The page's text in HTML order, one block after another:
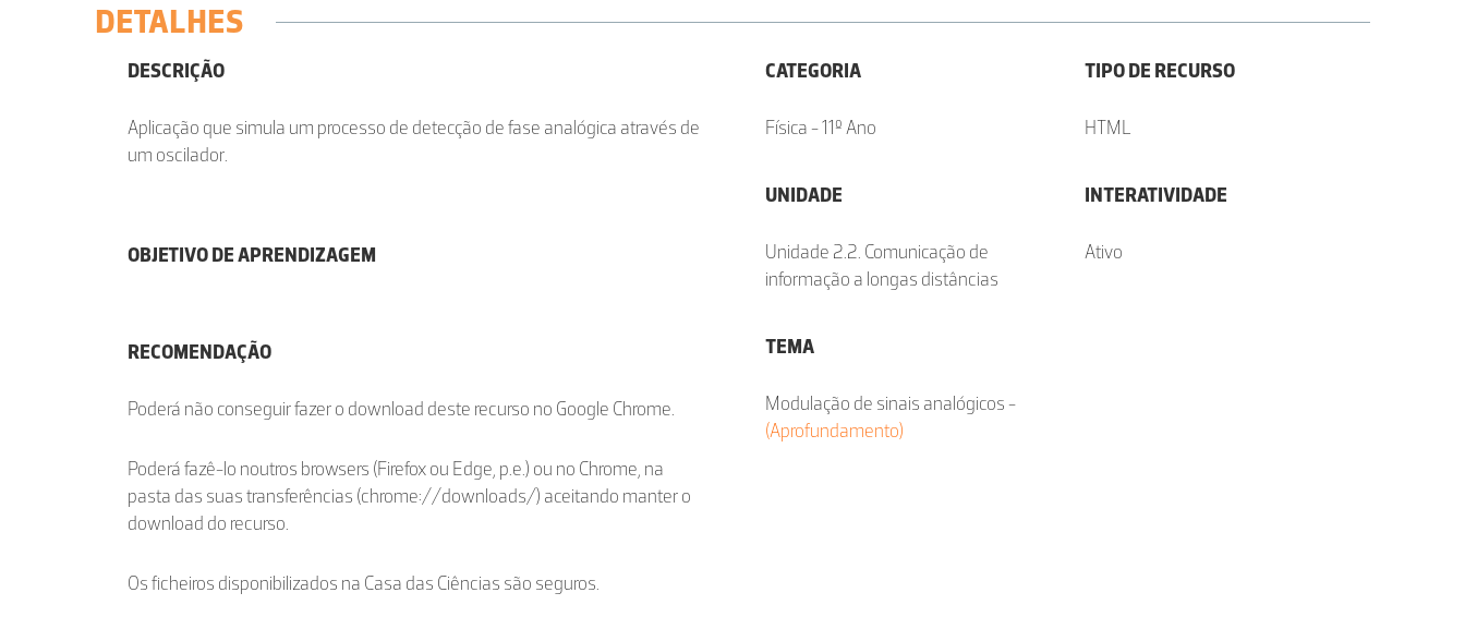
DETALHES
DESCRIÇÃO
Aplicação que simula um processo de detecção de fase analógica através de
um oscilador.
OBJETIVO DE APRENDIZAGEM
RECOMENDAÇÃO
Poderá não conseguir fazer o download deste recurso no Google Chrome.
Poderá fazê-lo noutros browsers (Firefox ou Edge, p.e.) ou no Chrome, na
pasta das suas transferências (chrome://downloads/) aceitando manter o
download do recurso.
Os ficheiros disponibilizados na Casa das Ciências são seguros.
CATEGORIA
Física - 11º Ano
UNIDADE
Unidade 2.2. Comunicação de
informação a longas distâncias
TEMA
Modulação de sinais analógicos -
(Aprofundamento)
TIPO DE RECURSO
HTML
INTERATIVIDADE
Ativo